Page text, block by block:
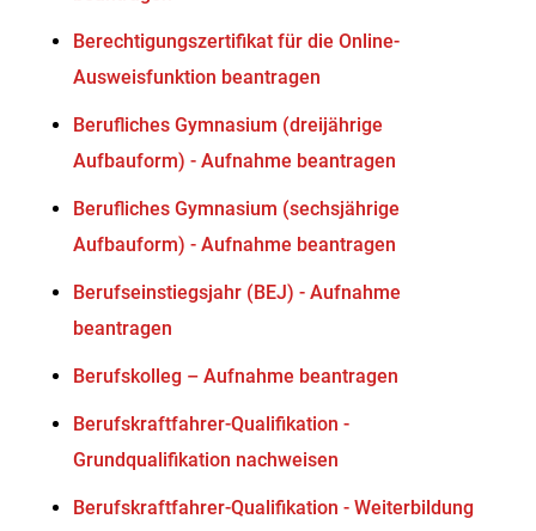
Berechtigungszertifikat für die Online-
Ausweisfunktion beantragen
Berufliches Gymnasium (dreijährige
Aufbauform) - Aufnahme beantragen
Berufliches Gymnasium (sechsjährige
Aufbauform) - Aufnahme beantragen
Berufseinstiegsjahr (BEJ) - Aufnahme
beantragen
Berufskolleg – Aufnahme beantragen
Berufskraftfahrer-Qualifikation -
Grundqualifikation nachweisen
Berufskraftfahrer-Qualifikation - Weiterbildung